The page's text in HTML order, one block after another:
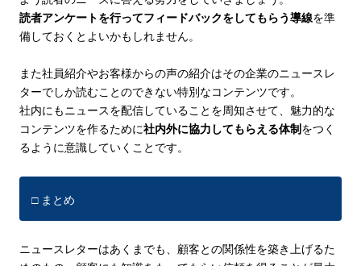
読者アンケートを行ってフィードバックをしてもらう導線を準
備しておくとよいかもしれません。
また社員紹介やお客様からの声の紹介はその企業のニュースレ
ターでしか読むことのできない特別なコンテンツです。
社内にもニュースを配信していることを周知させて、魅力的な
コンテンツを作るために社内外に協力してもらえる体制 をつく
るように意識していくことです。
□ まとめ
ニュースレターはあくまでも、顧客との関係性を築き上げるた